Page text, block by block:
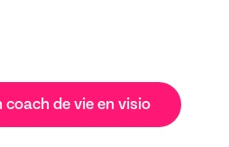
coach de vie en visio